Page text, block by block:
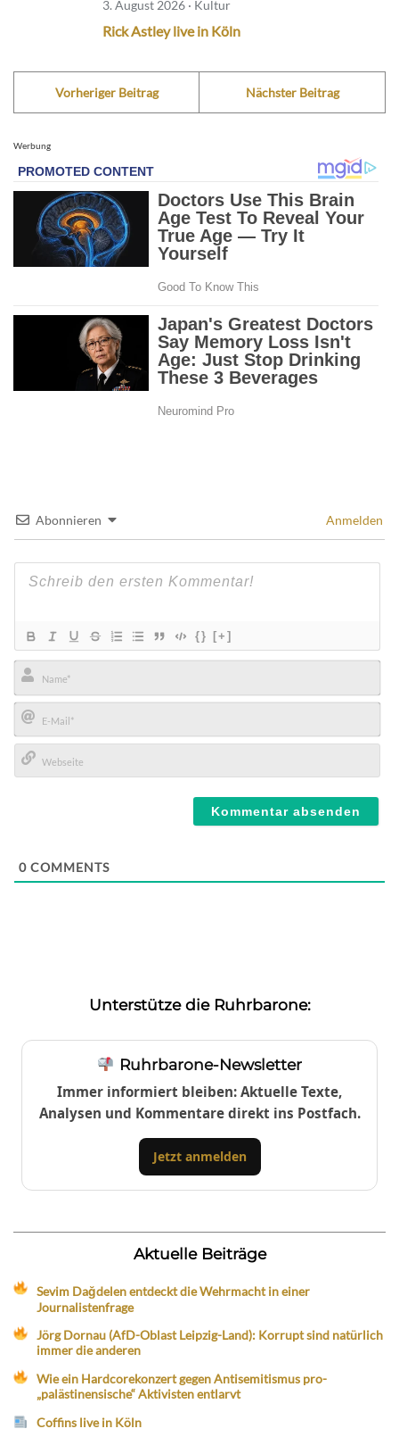
3. August 2026 · Kultur
Rick Astley live in Köln
Vorheriger Beitrag Nächster Beitrag
Werbung
Abonnieren Anmelden
{} [+]
Name*
E-
Mail*
0 COMMENTS
Unterstütze die Ruhrbarone:
Ruhrbarone-Newsletter
Immer informiert bleiben: Aktuelle Texte,
Analysen und Kommentare direkt ins Postfach.
Jetzt anmelden
Aktuelle Beiträge
Sevim Dağdelen entdeckt die Wehrmacht in einer
Journalistenfrage
Jörg Dornau (AfD-Oblast Leipzig-Land): Korrupt sind natürlich
immer die anderen
Wie ein Hardcorekonzert gegen Antisemitismus pro-
„palästinensische“ Aktivisten entlarvt
Coffins live in Köln